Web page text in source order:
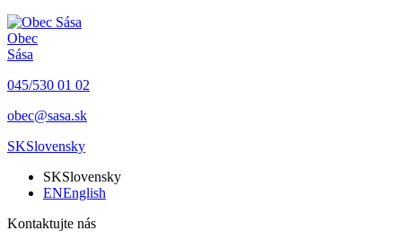
Obec
Sása
045/530 01 02
obec@sasa.sk
SKSlovensky
SKSlovensky
ENEnglish
Kontaktujte nás